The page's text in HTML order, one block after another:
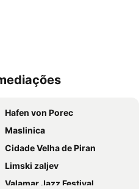
Hafen von Porec
Maslinica
Cidade Velha de Piran
Limski zaljev
Valamar Jazz Festival